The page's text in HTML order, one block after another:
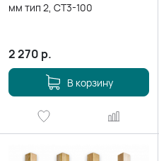
мм тип 2, СТ3-100
2 270 р.
В корзину